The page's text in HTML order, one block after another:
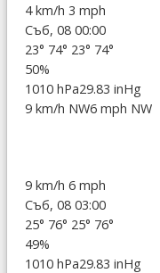
4 km/h 3 mph
Съб, 08 00:00
23° 74° 23° 74°
50%
1010 hPa29.83 inHg
9 km/h NW6 mph NW
9 km/h 6 mph
Съб, 08 03:00
25° 76° 25° 76°
49%
1010 hPa29.83 inHg